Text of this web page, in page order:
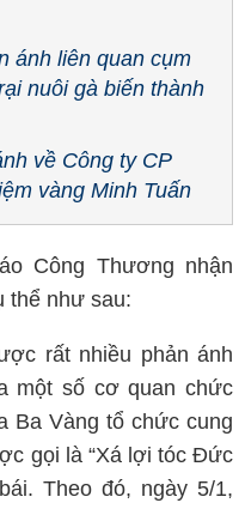
ánh liên quan cụm
nuôi gà biến thành
về Công ty CP
vàng Minh Tuấn
Công Thương nhận
thể như sau:
rất nhiều phản ánh
một số cơ quan chức
Ba Vàng tổ chức cung
gọi là “Xá lợi tóc Đức
Theo đó, ngày 5/1,